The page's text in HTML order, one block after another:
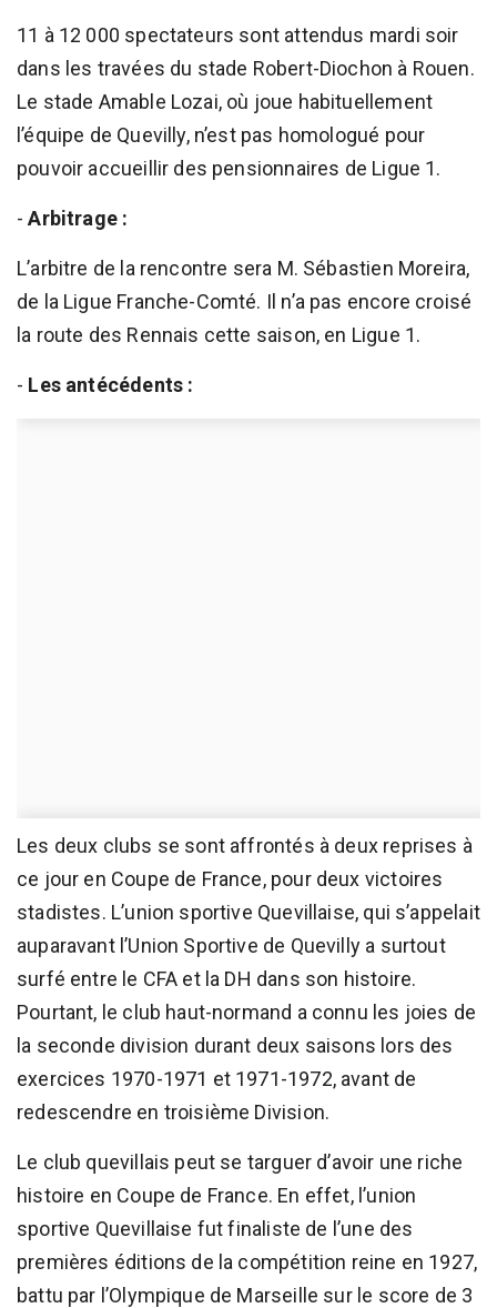
11 à 12 000 spectateurs sont attendus mardi soir
dans les travées du stade Robert-Diochon à Rouen.
Le stade Amable Lozai, où joue habituellement
l’équipe de Quevilly, n’est pas homologué pour
pouvoir accueillir des pensionnaires de Ligue 1.
-Arbitrage :
L’arbitre de la rencontre sera M. Sébastien Moreira,
de la Ligue Franche-Comté. Il n’a pas encore croisé
la route des Rennais cette saison, en Ligue 1.
- Les antécédents :
Les deux clubs se sont affrontés à deux reprises à
ce jour en Coupe de France, pour deux victoires
stadistes. L’union sportive Quevillaise, qui s’appelait
auparavant l’Union Sportive de Quevilly a surtout
surfé entre le CFA et la DH dans son histoire.
Pourtant, le club haut-normand a connu les joies de
la seconde division durant deux saisons lors des
exercices 1970-1971 et 1971-1972, avant de
redescendre en troisième Division.
Le club quevillais peut se targuer d’avoir une riche
histoire en Coupe de France. En effet, l’union
sportive Quevillaise fut finaliste de l’une des
premières éditions de la compétition reine en 1927,
battu par l’Olympique de Marseille sur le score de 3